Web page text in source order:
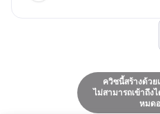
ควิซนี้สร้างด้ว
ไม่สามารถเข้าถึง
หมด